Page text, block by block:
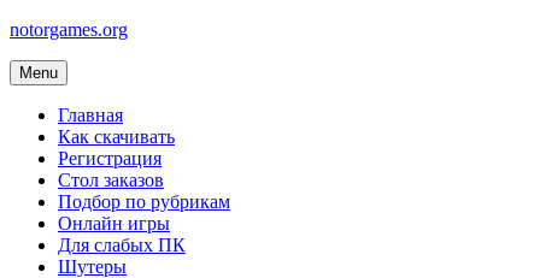
Skip
content
notorgames.org
Menu
Главная
Как скачивать
Регистрация
Стол заказов
Подбор по рубрикам
Онлайн игры
Для слабых ПК
Шутеры